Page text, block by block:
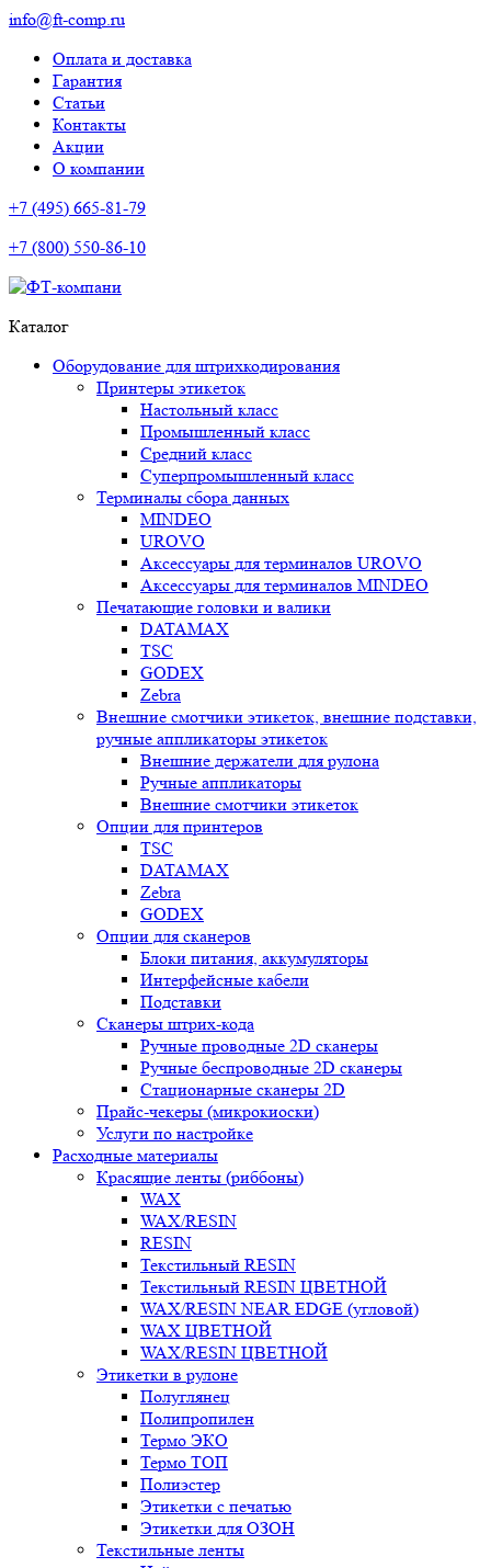
info@ft-comp.ru
Оплата и доставка
Гарантия
Статьи
Контакты
Акции
О компании
+7 (495) 665-81-79
+7 (800) 550-86-10
Каталог
Оборудование для штрихкодирования
Принтеры этикеток
Настольный класс
Промышленный класс
Средний класс
Суперпромышленный класс
Терминалы сбора данных
MINDEO
UROVO
Аксессуары для терминалов UROVO
Аксессуары для терминалов MINDEO
Печатающие головки и валики
DATAMAX
TSC
GODEX
Zebra
Внешние смотчики этикеток, внешние подставки,
ручные аппликаторы этикеток
Внешние держатели для рулона
Ручные аппликаторы
Внешние смотчики этикеток
Опции для принтеров
TSC
DATAMAX
Zebra
GODEX
Опции для сканеров
Блоки питания, аккумуляторы
Интерфейсные кабели
Подставки
Сканеры штрих-кода
Ручные проводные 2D сканеры
Ручные беспроводные 2D сканеры
Стационарные сканеры 2D
Прайс-чекеры (микрокиоски)
Услуги по настройке
Расходные материалы
Красящие ленты (риббоны)
WAX
WAX/RESIN
RESIN
Текстильный RESIN
Текстильный RESIN ЦВЕТНОЙ
WAX/RESIN NEAR EDGE (угловой)
WAX ЦВЕТНОЙ
WAX/RESIN ЦВЕТНОЙ
Этикетки в рулоне
Полуглянец
Полипропилен
Термо ЭКО
Термо ТОП
Полиэстер
Этикетки с печатью
Этикетки для ОЗОН
Текстильные ленты